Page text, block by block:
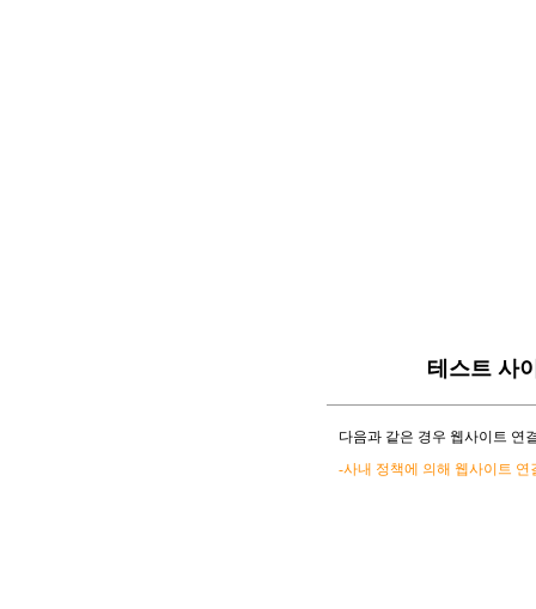
테스트 사
다음과 같은 경우 웹사이트 연
-사내 정책에 의해 웹사이트